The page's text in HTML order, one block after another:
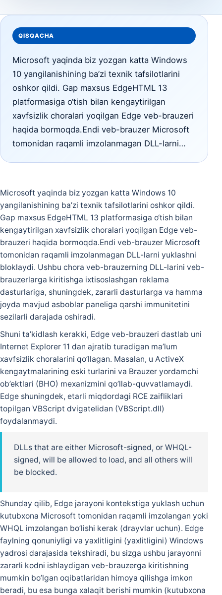
QISQACHA
Microsoft yaqinda biz yozgan katta Windows
10 yangilanishining ba’zi texnik tafsilotlarini
oshkor qildi. Gap maxsus EdgeHTML 13
platformasiga o‘tish bilan kengaytirilgan
xavfsizlik choralari yoqilgan Edge veb-brauzeri
haqida bormoqda.Endi veb-brauzer Microsoft
tomonidan raqamli imzolanmagan DLL-larni…
Microsoft yaqinda biz yozgan katta Windows 10
yangilanishining ba’zi texnik tafsilotlarini oshkor qildi.
Gap maxsus EdgeHTML 13 platformasiga o‘tish bilan
kengaytirilgan xavfsizlik choralari yoqilgan Edge veb-
brauzeri haqida bormoqda.Endi veb-brauzer Microsoft
tomonidan raqamli imzolanmagan DLL-larni yuklashni
bloklaydi. Ushbu chora veb-brauzerning DLL-larini veb-
brauzerlarga kiritishga ixtisoslashgan reklama
dasturlariga, shuningdek, zararli dasturlarga va hamma
joyda mavjud asboblar paneliga qarshi immunitetini
sezilarli darajada oshiradi.
Shuni ta’kidlash kerakki, Edge veb-brauzeri dastlab uni
Internet Explorer 11 dan ajratib turadigan ma’lum
xavfsizlik choralarini qo’llagan. Masalan, u ActiveX
kengaytmalarining eski turlarini va Brauzer yordamchi
ob’ektlari (BHO) mexanizmini qo’llab-quvvatlamaydi.
Edge shuningdek, etarli miqdordagi RCE zaifliklari
topilgan VBScript dvigatelidan (VBScript.dll)
foydalanmaydi.
DLLs that are either Microsoft-signed, or WHQL-
signed, will be allowed to load, and all others will
be blocked.
Shunday qilib, Edge jarayoni kontekstiga yuklash uchun
kutubxona Microsoft tomonidan raqamli imzolangan yoki
WHQL imzolangan bo’lishi kerak (drayvlar uchun). Edge
faylning qonuniyligi va yaxlitligini (yaxlitligini) Windows
yadrosi darajasida tekshiradi, bu sizga ushbu jarayonni
zararli kodni ishlaydigan veb-brauzerga kiritishning
mumkin bo’lgan oqibatlaridan himoya qilishga imkon
beradi, bu esa bunga xalaqit berishi mumkin (kutubxona